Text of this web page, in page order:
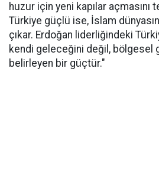
huzur için yeni kapılar açmasını
Türkiye güçlü ise, İslam
çıkar. Erdoğan liderliğindeki
kendi geleceğini değil, bölgesel
belirleyen bir güçtür."